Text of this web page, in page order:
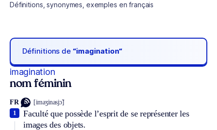
Définitions, synonymes, exemples en français
Définitions de “imagination“
imagination
nom féminin
FR [imaʒinasjɔ̃]
Faculté que possède l’esprit de se représenter les
images des objets.
1